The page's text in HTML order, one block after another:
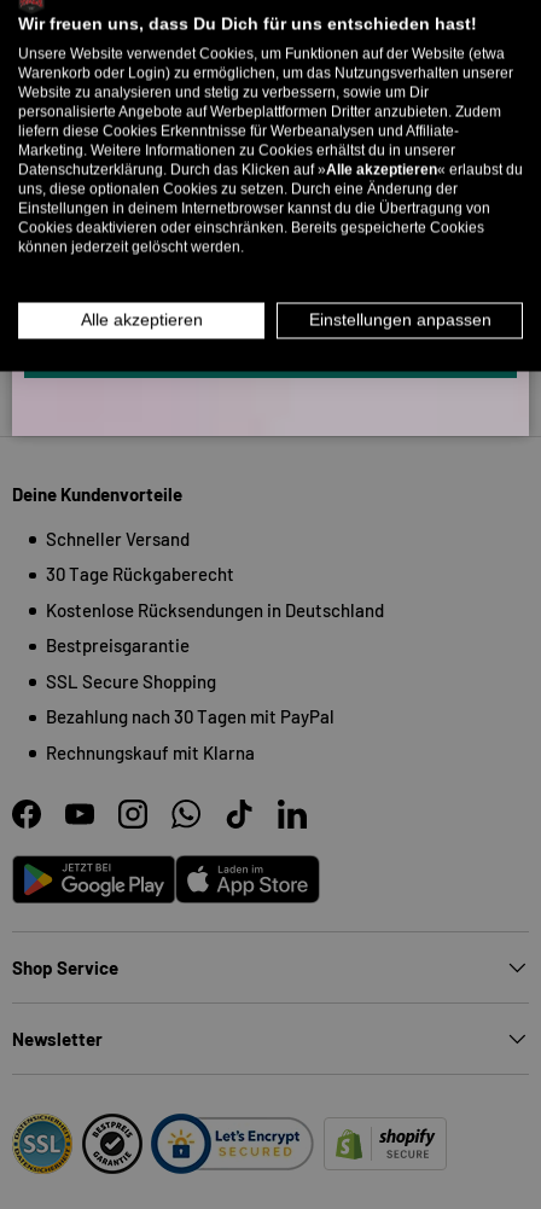
5318 266
Verifiziert von
Willkommens-Rabattcode direkt per Mail zugeschickt.
Bis zu 11% Rabatt auf deine erste Bestellung. Aufgepasst: Du
kannst nur 1x wählen! 🤫
5% ab €80 9% ab €100 11% ab €150 🔥
E-Mail
MÄNNER
INFOS ÜBER WHATSAPP? KEIN PROBLEM!
KLICK HIER UND SCHICKE UNS DIE VORGESCHRIEBENE NACHRICHT,
Deine Kundenvorteile
Schneller Versand
30 Tage Rückgaberecht
Kostenlose Rücksendungen in Deutschland
Bestpreisgarantie
SSL Secure Shopping
Bezahlung nach 30 Tagen mit PayPal
Rechnungskauf mit Klarna
FacebookYouTubeInstagramWhatsAppTikTokLinkedIn
Android App Store
Shop Service
Newsletter
Wir freuen uns, dass Du Dich für uns entschieden hast!
Unsere Website verwendet Cookies, um Funktionen auf der Website (etwa
Warenkorb oder Login) zu ermöglichen, um das Nutzungsverhalten unserer
Website zu analysieren und stetig zu verbessern, sowie um Dir
personalisierte Angebote auf Werbeplattformen Dritter anzubieten. Zudem
liefern diese Cookies Erkenntnisse für Werbeanalysen und Affiliate-
Marketing. Weitere Informationen zu Cookies erhältst du in unserer
Datenschutzerklärung. Durch das Klicken auf »Alle akzeptieren« erlaubst du
uns, diese optionalen Cookies zu setzen. Durch eine Änderung der
Einstellungen in deinem Internetbrowser kannst du die Übertragung von
Cookies deaktivieren oder einschränken. Bereits gespeicherte Cookies
können jederzeit gelöscht werden.
Alle akzeptieren Einstellungen anpassen